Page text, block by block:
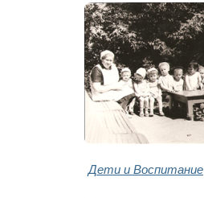
Дети и Воспитание